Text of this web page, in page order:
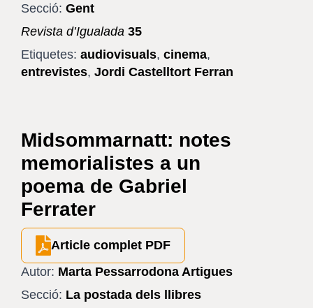
Secció: Gent
Revista d’Igualada 35
Etiquetes: audiovisuals, cinema,
entrevistes, Jordi Castelltort Ferran
Midsommarnatt: notes
memorialistes a un
poema de Gabriel
Ferrater
Article complet PDF
Autor: Marta Pessarrodona Artigues
Secció: La postada dels llibres